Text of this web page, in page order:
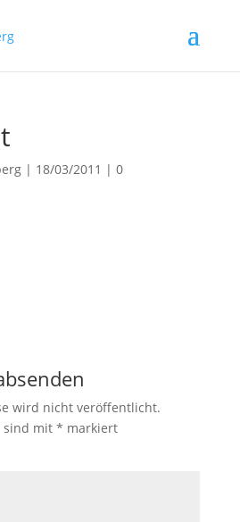
| 18/03/2011 | 0
wird nicht veröffentlicht.
sind mit * markiert